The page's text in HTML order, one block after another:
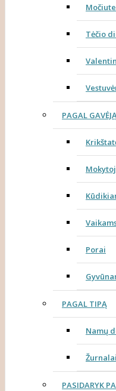
Tėčio
PAGAL
Porai
PAGAL TIPĄ
Namų
Žurnalai
PASIDARYK